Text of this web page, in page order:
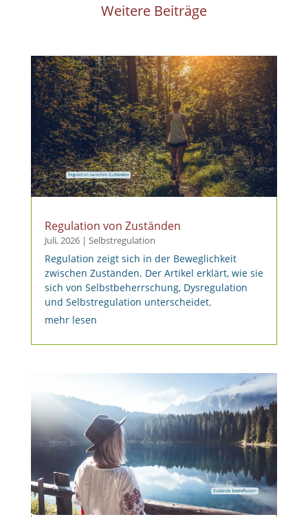
Weitere Beiträge
Regulation von Zuständen
Juli, 2026| Selbstregulation
Regulation zeigt sich in der Beweglichkeit
zwischen Zuständen. Der Artikel erklärt, wie sie
sich von Selbstbeherrschung, Dysregulation
und Selbstregulation unterscheidet.
mehr lesen